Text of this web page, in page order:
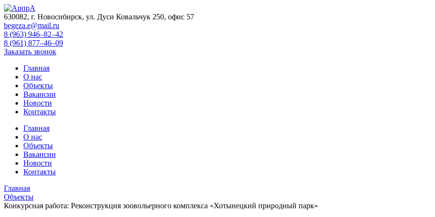
630082, г. Новосибирск, ул. Дуси Ковальчук 250, офис 57
begeza.e@mail.ru
8 (963) 946–82–42
8 (961) 877–46–09
Заказать звонок
Главная
О нас
Объекты
Вакансии
Новости
Контакты
Главная
О нас
Объекты
Вакансии
Новости
Контакты
Главная
Объекты
Конкурсная работа: Реконструкция зоовольерного комплекса «Хотынецкий природный парк»